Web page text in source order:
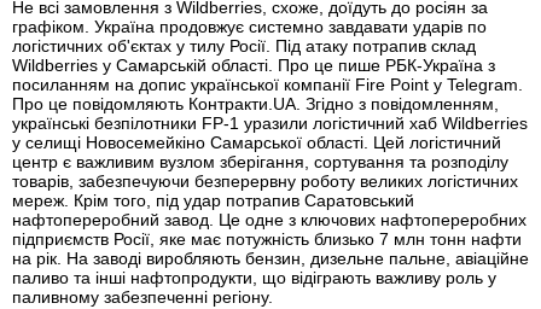
Не всі замовлення з Wildberries, схоже, доїдуть до росіян за
графіком. Україна продовжує системно завдавати ударів по
логістичних об'єктах у тилу Росії. Під атаку потрапив склад
Wildberries у Самарській області. Про це пише РБК-Україна з
посиланням на допис української компанії Fire Point у Telegram.
Про це повідомляють Контракти.UA. Згідно з повідомленням,
українські безпілотники FP-1 уразили логістичний хаб Wildberries
у селищі Новосемейкіно Самарської області. Цей логістичний
центр є важливим вузлом зберігання, сортування та розподілу
товарів, забезпечуючи безперервну роботу великих логістичних
мереж. Крім того, під удар потрапив Саратовський
нафтопереробний завод. Це одне з ключових нафтопереробних
підприємств Росії, яке має потужність близько 7 млн тонн нафти
на рік. На заводі виробляють бензин, дизельне пальне, авіаційне
паливо та інші нафтопродукти, що відіграють важливу роль у
паливному забезпеченні регіону.